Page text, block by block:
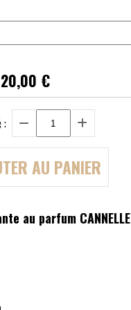
20,00 €
:
AU PANIER
au parfum CANNELLE